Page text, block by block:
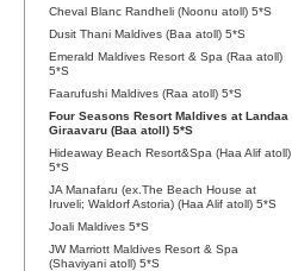
Cheval Blanc Randheli (Noonu atoll) 5*S
Dusit Thani Maldives (Baa atoll) 5*S
Emerald Maldives Resort & Spa (Raa atoll)
5*S
Faarufushi Maldives (Raa atoll) 5*S
Four Seasons Resort Maldives at Landaa
Giraavaru (Baa atoll) 5*S
Hideaway Beach Resort&Spa (Haa Alif atoll)
5*S
JA Manafaru (ex.The Beach House at
Iruveli; Waldorf Astoria) (Haa Alif atoll) 5*S
Joali Maldives 5*S
JW Marriott Maldives Resort & Spa
(Shaviyani atoll) 5*S